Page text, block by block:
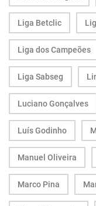
Liga Betclic
Liga dos Campeões
Liga Sabseg
Luciano Gonçalves
Luís Godinho
Manuel Oliveira
Marco Pina